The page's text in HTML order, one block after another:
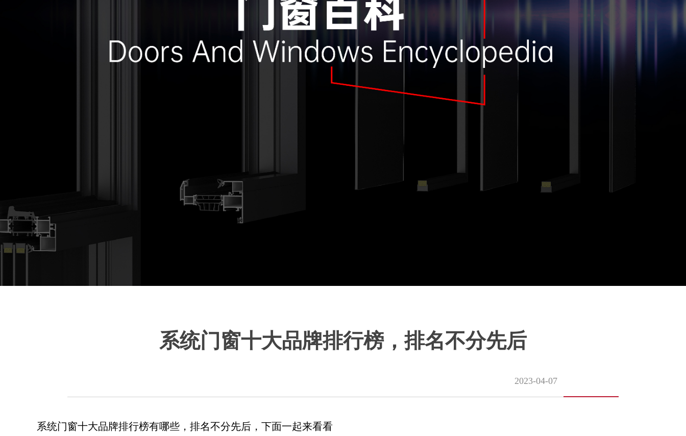
系统门窗十大品牌排行榜，排名不分先后
2023-04-07
系统门窗十大品牌排行榜有哪些，排名不分先后，下面一起来看看